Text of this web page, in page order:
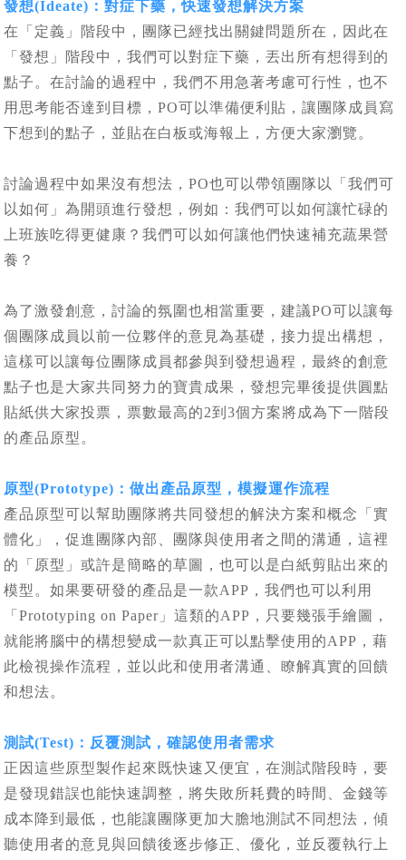
發想(Ideate)：對症下藥，快速發想解決方案
在「定義」階段中，團隊已經找出關鍵問題所在，因此在
「發想」階段中，我們可以對症下藥，丟出所有想得到的
點子。在討論的過程中，我們不用急著考慮可行性，也不
用思考能否達到目標，PO可以準備便利貼，讓團隊成員寫
下想到的點子，並貼在白板或海報上，方便大家瀏覽。
討論過程中如果沒有想法，PO也可以帶領團隊以「我們可
以如何」為開頭進行發想，例如：我們可以如何讓忙碌的
上班族吃得更健康？我們可以如何讓他們快速補充蔬果營
養？
為了激發創意，討論的氛圍也相當重要，建議PO可以讓每
個團隊成員以前一位夥伴的意見為基礎，接力提出構想，
這樣可以讓每位團隊成員都參與到發想過程，最終的創意
點子也是大家共同努力的寶貴成果，發想完畢後提供圓點
貼紙供大家投票，票數最高的2到3個方案將成為下一階段
的產品原型。
原型(Prototype)：做出產品原型，模擬運作流程
產品原型可以幫助團隊將共同發想的解決方案和概念「實
體化」，促進團隊內部、團隊與使用者之間的溝通，這裡
的「原型」或許是簡略的草圖，也可以是白紙剪貼出來的
模型。如果要研發的產品是一款APP，我們也可以利用
「Prototyping on Paper」這類的APP，只要幾張手繪圖，
就能將腦中的構想變成一款真正可以點擊使用的APP，藉
此檢視操作流程，並以此和使用者溝通、瞭解真實的回饋
和想法。
測試(Test)：反覆測試，確認使用者需求
正因這些原型製作起來既快速又便宜，在測試階段時，要
是發現錯誤也能快速調整，將失敗所耗費的時間、金錢等
成本降到最低，也能讓團隊更加大膽地測試不同想法，傾
聽使用者的意見與回饋後逐步修正、優化，並反覆執行上